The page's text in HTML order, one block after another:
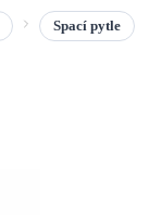
Spací pytle